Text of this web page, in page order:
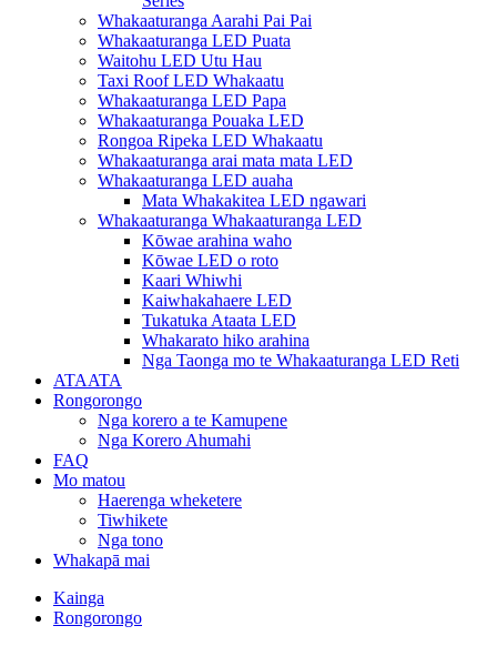
Whakaaturanga Aarahi Pai Pai
Whakaaturanga LED Puata
Waitohu LED Utu Hau
Taxi Roof LED Whakaatu
Whakaaturanga LED Papa
Whakaaturanga Pouaka LED
Rongoa Ripeka LED Whakaatu
Whakaaturanga arai mata mata LED
Whakaaturanga LED auaha
Mata Whakakitea LED ngawari
Whakaaturanga Whakaaturanga LED
Kōwae arahina waho
Kōwae LED o roto
Kaari Whiwhi
Kaiwhakahaere LED
Tukatuka Ataata LED
Whakarato hiko arahina
Nga Taonga mo te Whakaaturanga LED Reti
ATAATA
Rongorongo
Nga korero a te Kamupene
Nga Korero Ahumahi
FAQ
Mo matou
Haerenga wheketere
Tiwhikete
Nga tono
Whakapā mai
Kainga
Rongorongo